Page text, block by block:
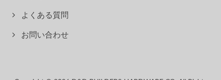
よくある質問
お問い合わせ